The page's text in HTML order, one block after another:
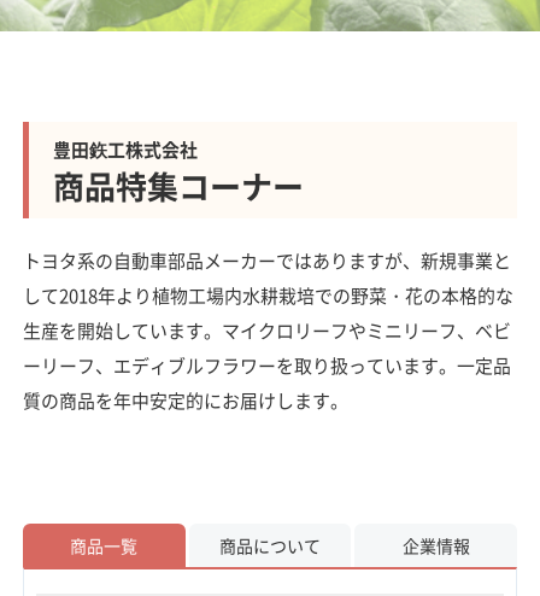
豊田鉃工株式会社
商品特集コーナー
トヨタ系の自動車部品メーカーではありますが、新規事業と
して2018年より植物工場内水耕栽培での野菜・花の本格的な
生産を開始しています。マイクロリーフやミニリーフ、ベビ
ーリーフ、エディブルフラワーを取り扱っています。一定品
質の商品を年中安定的にお届けします。
商品一覧 商品について 企業情報